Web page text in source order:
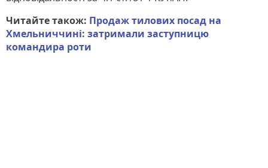
Читайте також: Продаж тилових посад на
Хмельниччині: затримали заступницю
командира роти